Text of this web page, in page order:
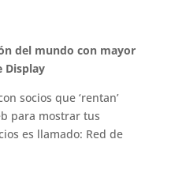
del mundo con mayor
Display
socios que ‘rentan’
para mostrar tus
es llamado: Red de